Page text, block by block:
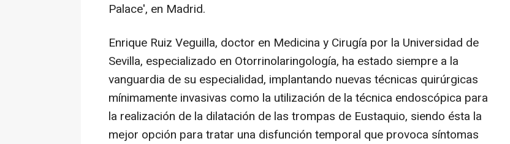
Palace', en Madrid.
Enrique Ruiz Veguilla, doctor en Medicina y Cirugía por la Universidad de
Sevilla, especializado en Otorrinolaringología, ha estado siempre a la
vanguardia de su especialidad, implantando nuevas técnicas quirúrgicas
mínimamente invasivas como la utilización de la técnica endoscópica para
la realización de la dilatación de las trompas de Eustaquio, siendo ésta la
mejor opción para tratar una disfunción temporal que provoca síntomas